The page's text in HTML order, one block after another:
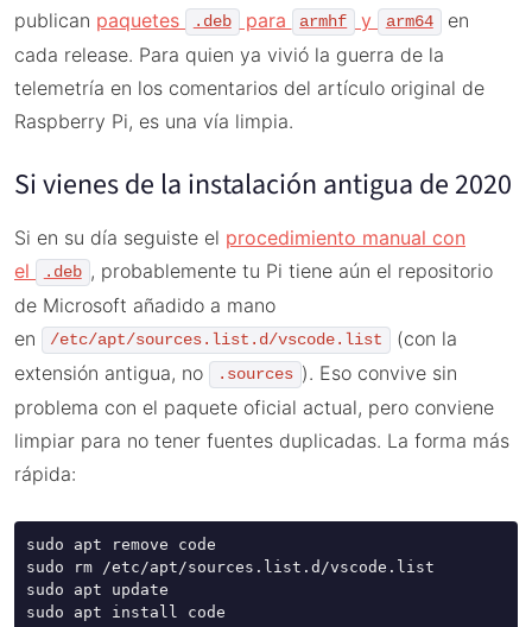
publican paquetes .deb para armhf y arm64
en
cada release. Para quien ya vivió la guerra de la
telemetría en los comentarios del artículo original de
Raspberry Pi, es una vía limpia.
Si vienes de la instalación antigua de 2020
Si en su día seguiste el procedimiento manual con
el
.deb , probablemente tu Pi tiene aún el repositorio
de Microsoft añadido a mano
en
/etc/apt/sources.list.d/vscode.list
(con la
extensión antigua, no
.sources ). Eso convive sin
problema con el paquete oficial actual, pero conviene
limpiar para no tener fuentes duplicadas. La forma más
rápida:
sudo apt remove code
sudo rm /etc/apt/sources.list.d/vscode.list
sudo apt update
sudo apt install code